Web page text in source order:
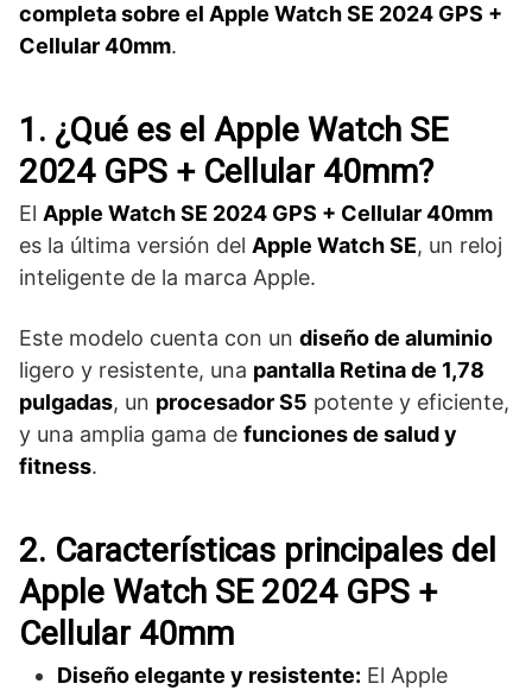
completa sobre el Apple Watch SE 2024 GPS +
Cellular 40mm.
1. ¿Qué es el Apple Watch SE
2024 GPS + Cellular 40mm?
El Apple Watch SE 2024 GPS + Cellular 40mm
es la última versión del Apple Watch SE, un reloj
inteligente de la marca Apple.
Este modelo cuenta con un diseño de aluminio
ligero y resistente, una pantalla Retina de 1,78
pulgadas, un procesador S5 potente y eficiente,
y una amplia gama de funciones de salud y
fitness.
2. Características principales del
Apple Watch SE 2024 GPS +
Cellular 40mm
Diseño elegante y resistente: El Apple